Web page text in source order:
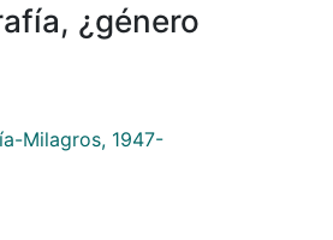
¿género
Milagros, 1947-